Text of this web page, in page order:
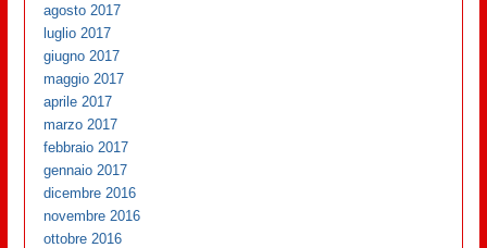
agosto 2017
luglio 2017
giugno 2017
maggio 2017
aprile 2017
marzo 2017
febbraio 2017
gennaio 2017
dicembre 2016
novembre 2016
ottobre 2016